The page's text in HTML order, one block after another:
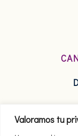
Valoramos tu